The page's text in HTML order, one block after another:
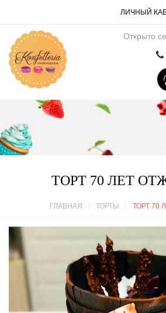
ЛИЧНЫЙ
Открыто
ТОРТ 70 ЛЕТ
ГЛАВНАЯ ТОРТЫ ТОРТ 70